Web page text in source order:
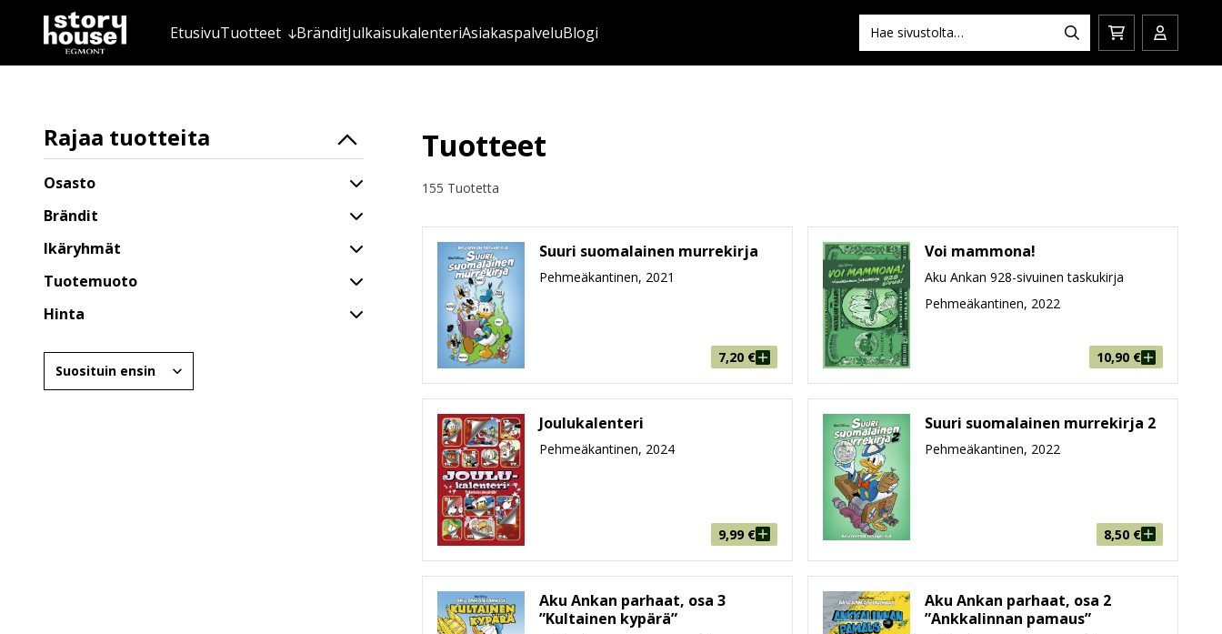
EtusivuTuotteet BränditJulkaisukalenteriAsiakaspalveluBlogi
Hae:
Hae
Siirry
Avaa/
Rajaa tuotteita
Osasto
Brändit
Ikäryhmät
Tuotemuoto
Hinta
Järjestä
Tuotteet
155 Tuotetta
Suuri suomalainen murrekirja
Pehmeäkantinen, 2021
7,20 €
Voi mammona!
Aku Ankan 928-sivuinen taskukirja
Pehmeäkantinen, 2022
10,90 €
Joulukalenteri
Pehmeäkantinen, 2024
9,99 €
Suuri suomalainen murrekirja 2
Pehmeäkantinen, 2022
8,50 €
Aku Ankan parhaat, osa 3
”Kultainen kypärä”
Aku Ankan parhaat, osa 2
”Ankkalinnan pamaus”